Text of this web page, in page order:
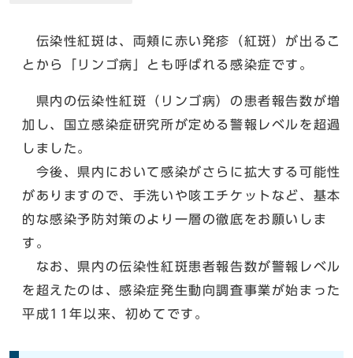
伝染性紅斑は、両頬に赤い発疹（紅斑）が出るこ
とから「リンゴ病」とも呼ばれる感染症です。
県内の伝染性紅斑（リンゴ病）の患者報告数が増
加し、国立感染症研究所が定める警報レベルを超過
しました。
今後、県内において感染がさらに拡大する可能性
がありますので、手洗いや咳エチケットなど、基本
的な感染予防対策のより一層の徹底をお願いしま
す。
なお、県内の伝染性紅斑患者報告数が警報レベル
を超えたのは、感染症発生動向調査事業が始まった
平成11年以来、初めてです。